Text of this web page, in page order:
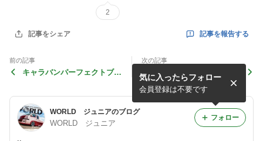
2
記事をシェア 記事を報告する
前の記事
キャラバンパーフェクトブッ
次の記事
さようならマッチャン・・・
WORLD ジュニアのブログ
WORLD ジュニア
気に入ったらフォロー
会員登録は不要です
フォロー